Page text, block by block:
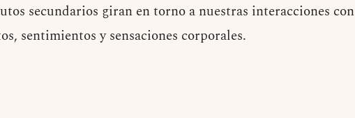
secundarios giran en torno a nuestras interacciones con
sentimientos y sensaciones corporales.